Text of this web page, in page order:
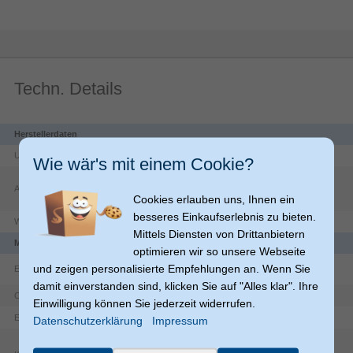
Techn. Details
Herstellerdaten
Unternehmen
Adresse
IE
Website https://www.apple.com/ie/contact/
Merkmale
Eingebaute Batterie
Oberflächenfärbung Einfarbig
Etui-Typ
Wie wär's mit einem Cookie?
Cookies erlauben uns, Ihnen ein
besseres Einkaufserlebnis zu bieten.
Mittels Diensten von Drittanbietern
optimieren wir so unsere Webseite
und zeigen personalisierte Empfehlungen an. Wenn Sie
damit einverstanden sind, klicken Sie auf "Alles klar". Ihre
Einwilligung können Sie jederzeit widerrufen.
Datenschutzerklärung
Impressum